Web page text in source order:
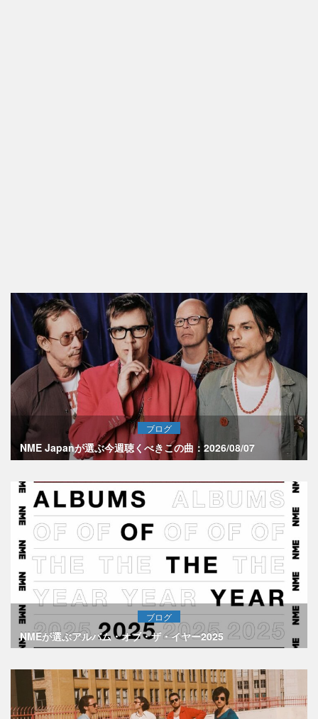
ブログ
NME Japanが選ぶ今週聴くべきこの曲：2026/08/07
ブログ
NMEが選ぶアルバム・オブ・ザ・イヤー2025